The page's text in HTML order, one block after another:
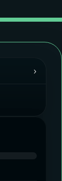
›